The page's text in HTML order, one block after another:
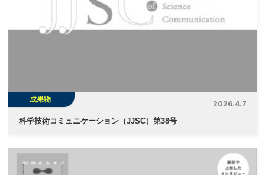
成果物
2026.4.7
科学技術コミュニケーション（JJSC）第38号